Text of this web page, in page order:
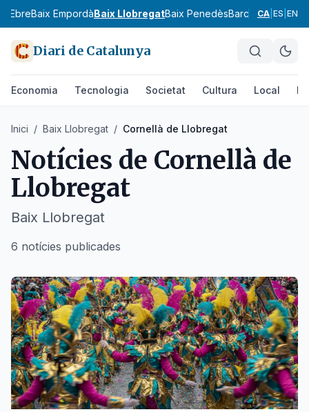
EbreBaix EmpordàBaix LlobregatBaix PenedèsBarcelonès
CA ES EN
Diari de Catalunya
Economia Tecnologia Societat Cultura Local
Inici / Baix Llobregat / Cornellà de Llobregat
Notícies de Cornellà de
Llobregat
Baix Llobregat
6 notícies publicades